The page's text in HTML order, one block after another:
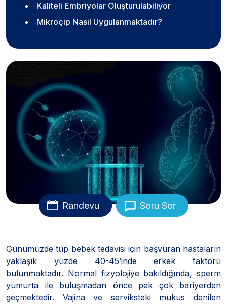
Kaliteli Embriyolar Oluşturulabiliyor
Mikroçip Nasıl Uygulanmaktadır?
Randevu Soru Sor
Günümüzde tüp bebek tedavisi için başvuran hastaların
yaklaşık yüzde 40-45’inde erkek faktörü
bulunmaktadır. Normal fizyolojiye bakıldığında, sperm
yumurta ile buluşmadan önce pek çok bariyerden
geçmektedir. Vajina ve serviksteki mukus denilen